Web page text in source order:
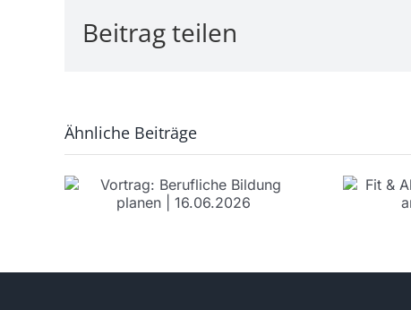
Beitrag teilen
Ähnliche Beiträge
Fit & Aktiv auf
dem Stuhl | jetzt
Montag